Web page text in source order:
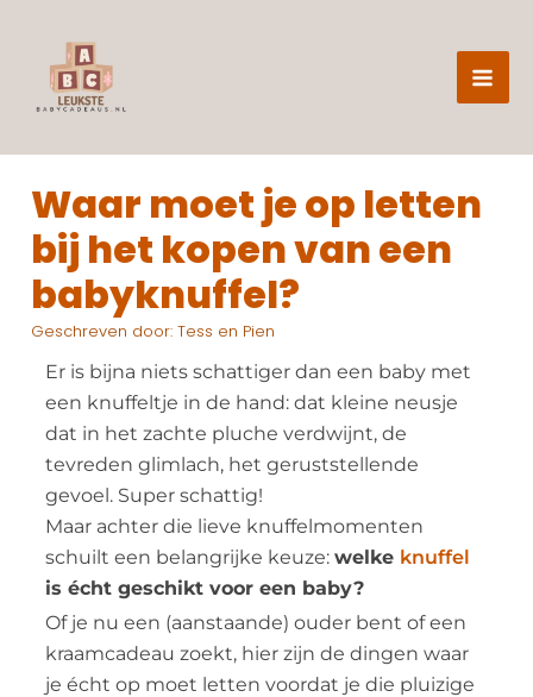
inhoud
Waar moet je op letten
bij het kopen van een
babyknuffel?
Geschreven door: Tess en Pien
Er is bijna niets schattiger dan een baby met
een knuffeltje in de hand: dat kleine neusje
dat in het zachte pluche verdwijnt, de
tevreden glimlach, het geruststellende
gevoel. Super schattig!
Maar achter die lieve knuffelmomenten
schuilt een belangrijke keuze:welke knuffel
is écht geschikt voor een baby?
Of je nu een (aanstaande) ouder bent of een
kraamcadeau zoekt, hier zijn de dingen waar
je écht op moet letten voordat je die pluizige
e